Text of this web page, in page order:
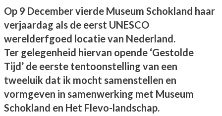
Op 9 December vierde Museum Schokland haar
verjaardag als de eerst UNESCO
werelderfgoed locatie van Nederland.
Ter gelegenheid hiervan opende ‘Gestolde
Tijd’ de eerste tentoonstelling van een
tweeluik dat ik mocht samenstellen en
vormgeven in samenwerking met Museum
Schokland en Het Flevo-landschap.